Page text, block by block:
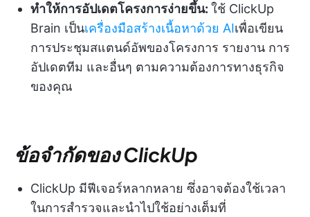
ทำให้การอัปเดตโครงการง่ายขึ้น: ใช้ ClickUp
Brain เป็นเครื่องมือสร้างเนื้อหาด้วย AIเพื่อเขียน
การประชุมสแตนด์อัพของโครงการ รายงาน การ
อัปเดตทีม และอื่นๆ ตามความต้องการทางธุรกิจ
ของคุณ
ข้อจำกัดของ ClickUp
ClickUp มีฟีเจอร์หลากหลาย ซึ่งอาจต้องใช้เวลา
ในการสำรวจและนำไปใช้อย่างเต็มที่